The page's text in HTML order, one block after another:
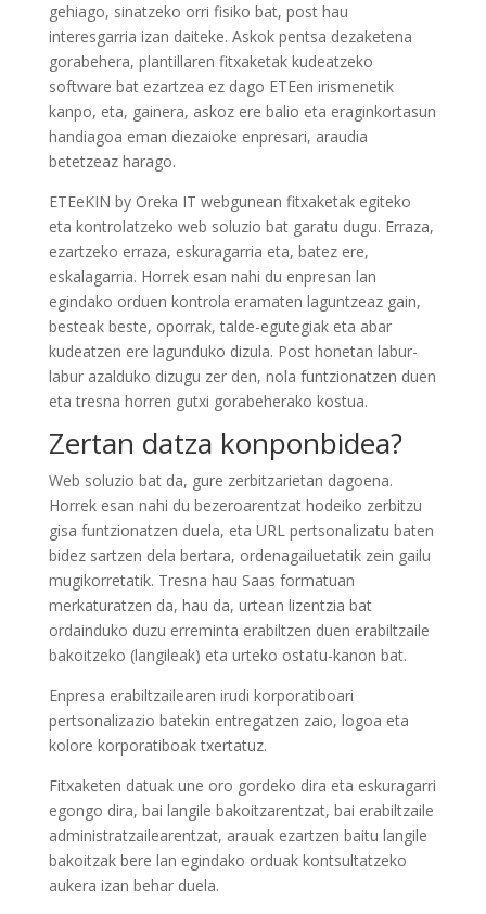
gehiago, sinatzeko orri fisiko bat, post hau
interesgarria izan daiteke. Askok pentsa dezaketena
gorabehera, plantillaren fitxaketak kudeatzeko
software bat ezartzea ez dago ETEen irismenetik
kanpo, eta, gainera, askoz ere balio eta eraginkortasun
handiagoa eman diezaioke enpresari, araudia
betetzeaz harago.
ETEeKIN by Oreka IT webgunean fitxaketak egiteko
eta kontrolatzeko web soluzio bat garatu dugu. Erraza,
ezartzeko erraza, eskuragarria eta, batez ere,
eskalagarria. Horrek esan nahi du enpresan lan
egindako orduen kontrola eramaten laguntzeaz gain,
besteak beste, oporrak, talde-egutegiak eta abar
kudeatzen ere lagunduko dizula. Post honetan labur-
labur azalduko dizugu zer den, nola funtzionatzen duen
eta tresna horren gutxi gorabeherako kostua.
Zertan datza konponbidea?
Web soluzio bat da, gure zerbitzarietan dagoena.
Horrek esan nahi du bezeroarentzat hodeiko zerbitzu
gisa funtzionatzen duela, eta URL pertsonalizatu baten
bidez sartzen dela bertara, ordenagailuetatik zein gailu
mugikorretatik. Tresna hau Saas formatuan
merkaturatzen da, hau da, urtean lizentzia bat
ordainduko duzu erreminta erabiltzen duen erabiltzaile
bakoitzeko (langileak) eta urteko ostatu-kanon bat.
Enpresa erabiltzailearen irudi korporatiboari
pertsonalizazio batekin entregatzen zaio, logoa eta
kolore korporatiboak txertatuz.
Fitxaketen datuak une oro gordeko dira eta eskuragarri
egongo dira, bai langile bakoitzarentzat, bai erabiltzaile
administratzailearentzat, arauak ezartzen baitu langile
bakoitzak bere lan egindako orduak kontsultatzeko
aukera izan behar duela.